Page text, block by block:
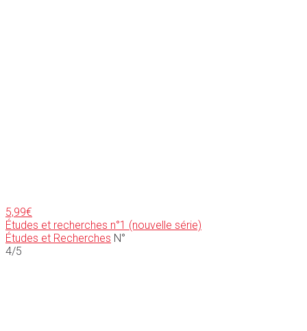
5,99€
Études et recherches n°1 (nouvelle série)
Études et Recherches N°
4/5